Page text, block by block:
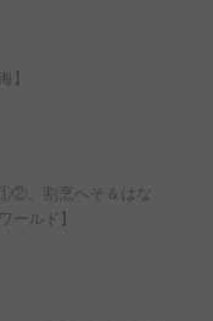
】
、割烹へそ＆はな
ールド】